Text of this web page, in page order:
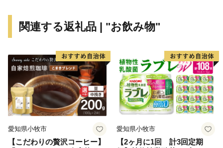
関連する返礼品 | "お飲み物"
愛知県小牧市
【こだわりの贅沢コーヒー】
愛知県小牧市
【2ヶ月に1回 計3回定期